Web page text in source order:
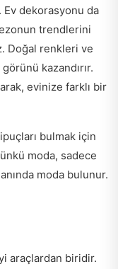
Ev dekorasyonu da
trendlerini
Doğal renkleri ve
kazandırır.
evinize farklı bir
bulmak için
moda, sadece
moda bulunur.
araçlardan biridir.